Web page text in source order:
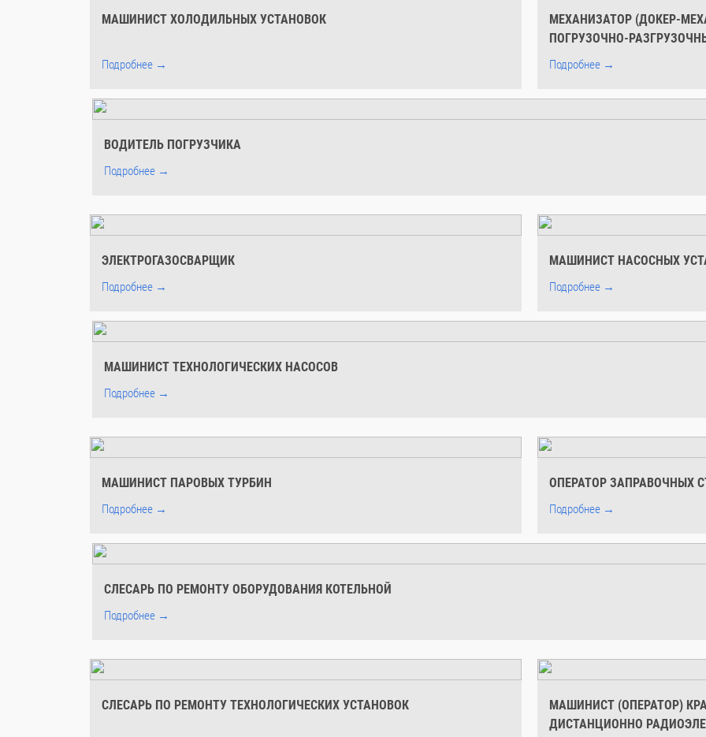
МАШИНИСТ ХОЛОДИЛЬНЫХ УСТАНОВОК
Подробнее →
МЕХАНИЗАТОР (ДОКЕР-
ПОГРУЗОЧНО-
Подробнее →
ВОДИТЕЛЬ ПОГРУЗЧИКА
Подробнее →
ЭЛЕКТРОГАЗОСВАРЩИК
Подробнее →
МАШИНИСТ НАСОСНЫХ
Подробнее →
МАШИНИСТ ТЕХНОЛОГИЧЕСКИХ НАСОСОВ
Подробнее →
МАШИНИСТ ПАРОВЫХ ТУРБИН
Подробнее →
ОПЕРАТОР ЗАПРАВОЧНЫХ
Подробнее →
СЛЕСАРЬ ПО РЕМОНТУ ОБОРУДОВАНИЯ КОТЕЛЬНОЙ
Подробнее →
СЛЕСАРЬ ПО РЕМОНТУ ТЕХНОЛОГИЧЕСКИХ УСТАНОВОК
МАШИНИСТ (ОПЕРАТОР)
ДИСТАНЦИОННО